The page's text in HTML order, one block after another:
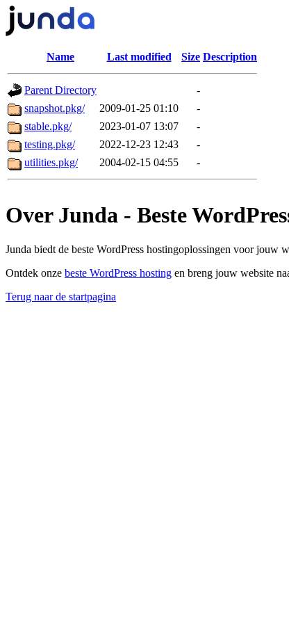
Name Last modified Size Description
Parent Directory
-
snapshot.pkg/
2009-01-25 01:10
-
stable.pkg/
2023-01-07 13:07
-
testing.pkg/
2022-12-23 12:43
-
utilities.pkg/
2004-02-15 04:55 -
Over Junda - Beste
Junda biedt de beste WordPress hostingoplossingen voor jouw
Ontdek onze beste WordPress hosting en breng jouw website
Terug naar de startpagina